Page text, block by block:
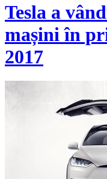
Tesla a
mașini în
2017